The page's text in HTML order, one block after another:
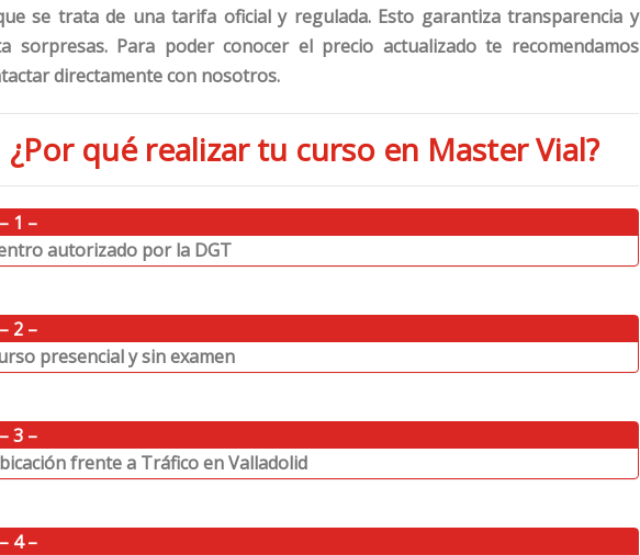
se trata de una tarifa oficial y regulada. Esto garantiza transparencia y
sorpresas. Para poder conocer el precio actualizado te recomendamos
directamente con nosotros.
¿Por qué realizar tu curso en Master Vial?
– 1 –
autorizado por la DGT
– 2 –
presencial y sin examen
– 3 –
frente a Tráfico en Valladolid
– 4 –